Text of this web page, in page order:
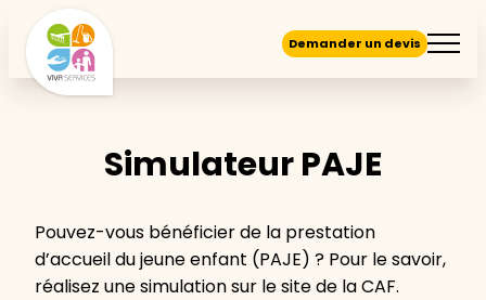
Demander un devis
Simulateur PAJE
Pouvez-vous bénéficier de la prestation
d’accueil du jeune enfant (PAJE) ? Pour le savoir,
réalisez une simulation sur le site de la CAF.